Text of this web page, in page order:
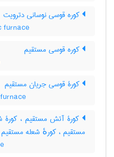
کوره قوسی نوسانی دترویت
furnace
کوره قوسی مستقیم
کورۀ قوسی جریان مستقیم
کورۀ آتش مستقیم ،
مستقیم ، کورهٔ شعله مستقیم